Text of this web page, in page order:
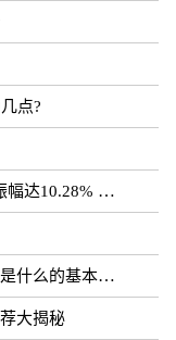
点?
报55.2元（08-23）
基本详情介绍）
大揭秘